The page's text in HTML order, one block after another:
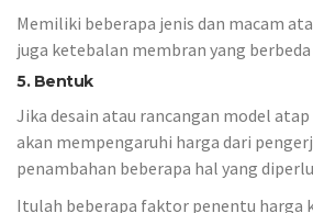
Memiliki beberapa jenis dan macam
juga ketebalan membran yang berbeda
5. Bentuk
Jika desain atau rancangan model
akan mempengaruhi harga dari
penambahan beberapa hal yang
Itulah beberapa faktor penentu harga